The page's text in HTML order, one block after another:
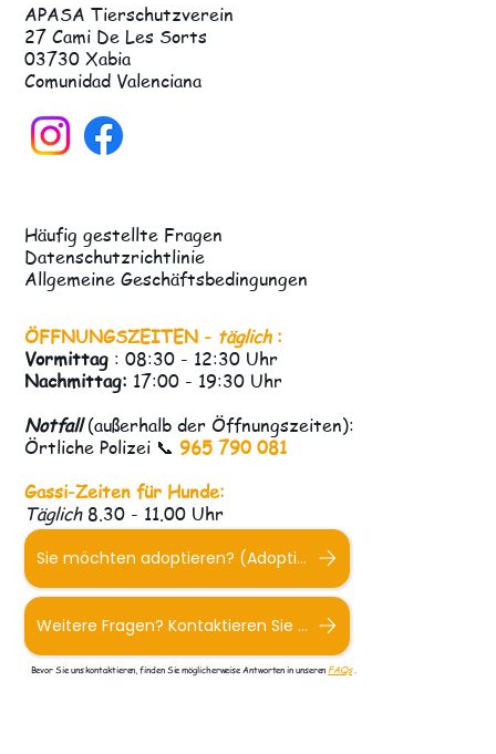
APASA Tierschutzverein
27 Cami De Les Sorts
03730 Xabia
Comunidad Valenciana
Sie möchten adoptieren? (Adoptionsformular)
ÖFFNUNGSZEITEN - täglich:
Vormittag : 08:30 - 12:30 Uhr
Nachmittag: 17:00 - 19:30 Uhr
Notfall(außerhalb der Öffnungszeiten):
Örtliche Polizei 📞 965 790 081
Gassi-Zeiten für Hunde:
Täglich 8.30 - 11.00 Uhr
Weitere Fragen? Kontaktieren Sie uns.
Bevor Sie uns kontaktieren, finden Sie möglicherweise Antworten in unseren FAQs.
Häufig gestellte Fragen
Datenschutzrichtlinie
Allgemeine Geschäftsbedingungen